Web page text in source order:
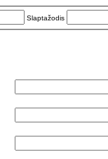
Slaptažodis